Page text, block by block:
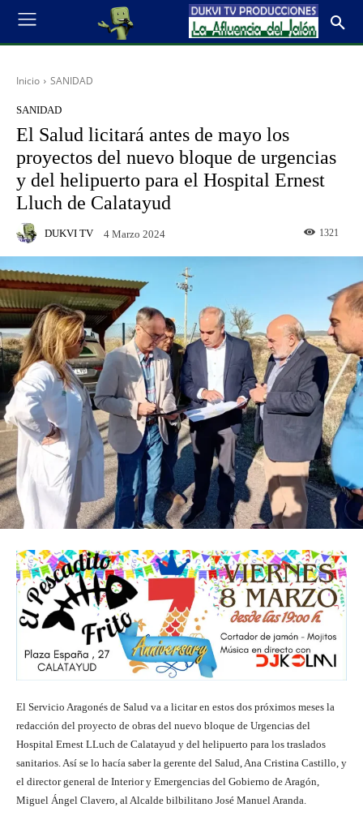
Inicio SANIDAD
SANIDAD
El Salud licitará antes de mayo los
proyectos del nuevo bloque de urgencias
y del helipuerto para el Hospital Ernest
Lluch de Calatayud
DUKVI TV 4 Marzo 2024 1321
El Servicio Aragonés de Salud va a licitar en estos dos próximos meses la
redacción del proyecto de obras del nuevo bloque de Urgencias del
Hospital Ernest LLuch de Calatayud y del helipuerto para los traslados
sanitarios. Así se lo hacía saber la gerente del Salud, Ana Cristina Castillo, y
el director general de Interior y Emergencias del Gobierno de Aragón,
Miguel Ángel Clavero, al Alcalde bilbilitano José Manuel Aranda.